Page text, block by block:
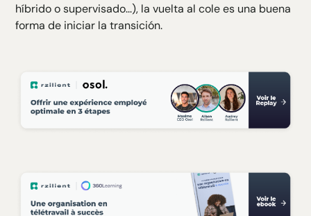
híbrido o supervisado...), la vuelta al cole es una buena
forma de iniciar la transición.